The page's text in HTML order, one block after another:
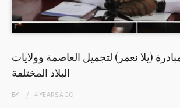
(يلا نعمر) لتجميل العاصمة وولايات
البلاد المختلفة
BY 4 YEARSAGO